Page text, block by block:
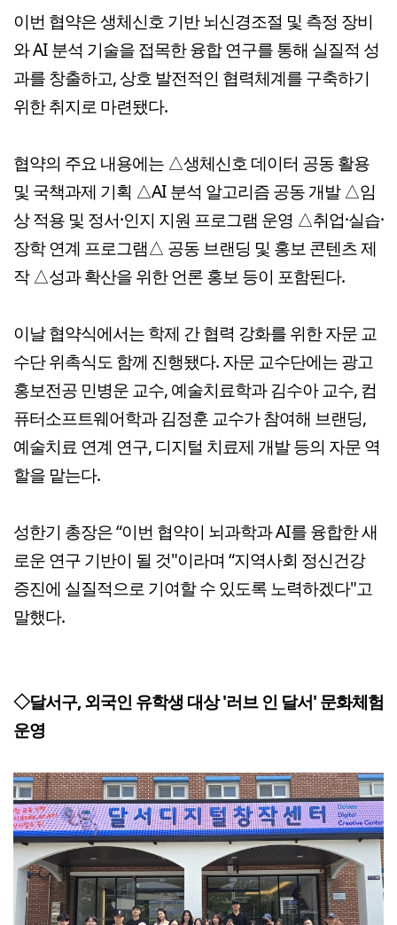
이번 협약은 생체신호 기반 뇌신경조절 및 측정 장비
와 AI 분석 기술을 접목한 융합 연구를 통해 실질적 성
과를 창출하고, 상호 발전적인 협력체계를 구축하기
위한 취지로 마련됐다.
협약의 주요 내용에는 △생체신호 데이터 공동 활용
및 국책과제 기획 △AI 분석 알고리즘 공동 개발 △임
상 적용 및 정서·인지 지원 프로그램 운영 △취업·실습·
장학 연계 프로그램△ 공동 브랜딩 및 홍보 콘텐츠 제
작 △성과 확산을 위한 언론 홍보 등이 포함된다.
이날 협약식에서는 학제 간 협력 강화를 위한 자문 교
수단 위촉식도 함께 진행됐다. 자문 교수단에는 광고
홍보전공 민병운 교수, 예술치료학과 김수아 교수, 컴
퓨터소프트웨어학과 김정훈 교수가 참여해 브랜딩,
예술치료 연계 연구, 디지털 치료제 개발 등의 자문 역
할을 맡는다.
성한기 총장은 “이번 협약이 뇌과학과 AI를 융합한 새
로운 연구 기반이 될 것"이라며 “지역사회 정신건강
증진에 실질적으로 기여할 수 있도록 노력하겠다"고
말했다.
◇달서구, 외국인 유학생 대상 '러브 인 달서' 문화체험
운영